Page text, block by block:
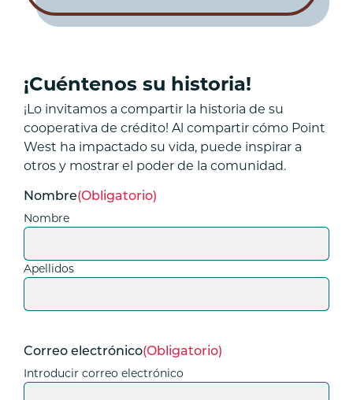
¡Cuéntenos su historia!
¡Lo invitamos a compartir la historia de su
cooperativa de crédito! Al compartir cómo Point
West ha impactado su vida, puede inspirar a
otros y mostrar el poder de la comunidad.
Nombre(Obligatorio)
Nombre
Apellidos
Correo electrónico(Obligatorio)
Introducir correo electrónico